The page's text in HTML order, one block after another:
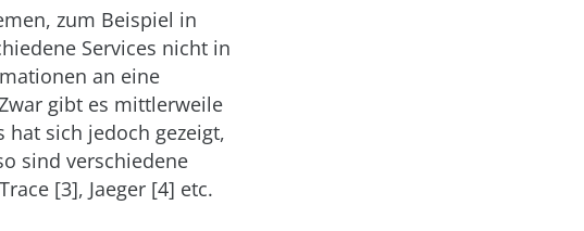
zum Beispiel in
Services nicht in
an eine
gibt es mittlerweile
hat sich jedoch gezeigt,
sind verschiedene
[3], Jaeger [4] etc.